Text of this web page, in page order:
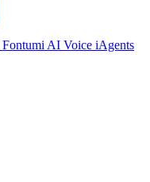
Fontumi AI Voice iAgents